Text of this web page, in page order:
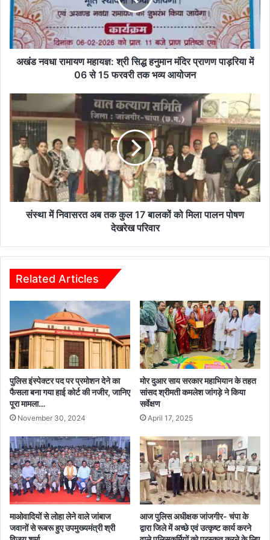
धा
रा
मा
य
य
ज्ञ
सि
द्ध
नु
मा
र
ण
पा
या
में
0
6
से
1
5
र
व
री
त
क
भ
व्य
आ
अखंड नवधा रामायण महायज्ञ: श्री सिद्ध हनुमान मंदिर प्राणण पाड़रिया में
06 से 15 फरवरी तक भव्य आयोजन
सं
स्था
में
वा
स
त
अ
7
बा
कों
को
मि
ला
पा
ल
न
पो
ण
दे
ख
रे
ख
प
रि
वा
संस्था में निवासरत अब तक कुल 17 बालकों को मिला पालन पोषण
देखरेख परिवार
Related Articles
पुलिस इंस्पेक्टर पद पर प्रमोशन देने का
फैसला बना गया हाई कोर्ट की नजीर, जानिए
पूरा मामला…
November 30, 2024
मोर दुआर साय सरकार महाभियान के तहत
सांसद श्रीमती कमलेश जांगड़े ने किया
सर्वेक्षण
April 17, 2025
माओवादियों से लोहा लेने वाले जांबाज
जवानों से रूबरू हुए उपमुख्यमंत्री श्री
आज पुलिस अधीक्षक जांजगीर- चंपा के
द्वारा जिले में अच्छे एवं उत्कृष्ट कार्य करने